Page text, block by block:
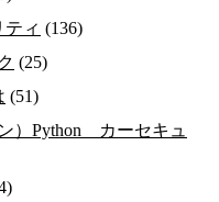
ィ (136)
(25)
(51)
）Python カーセキュ